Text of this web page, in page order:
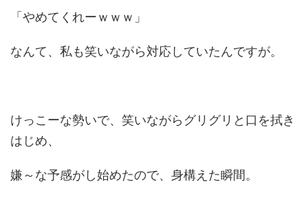
「やめてくれーｗｗｗ」
なんて、私も笑いながら対応していたんですが。
けっこーな勢いで、笑いながらグリグリと口を拭き
はじめ、
嫌～な予感がし始めたので、身構えた瞬間。